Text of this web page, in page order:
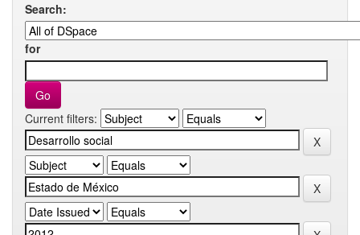
Search:
for
Current filters: